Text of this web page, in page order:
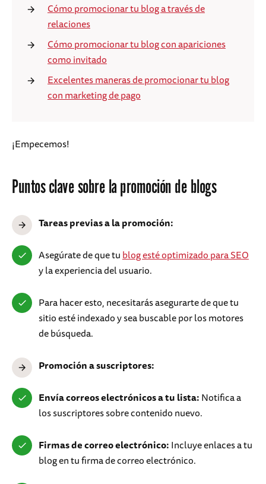
Cómo promocionar tu blog a través de
relaciones
Cómo promocionar tu blog con apariciones
como invitado
Excelentes maneras de promocionar tu blog
con marketing de pago
¡Empecemos!
Puntos clave sobre la promoción de blogs
Tareas previas a la promoción:
Asegúrate de que tublog esté optimizado para SEO
y la experiencia del usuario.
Para hacer esto, necesitarás asegurarte de que tu
sitio esté indexado y sea buscable por los motores
de búsqueda.
Promoción a suscriptores:
Envía correos electrónicos a tu lista:Notifica a
los suscriptores sobre contenido nuevo.
Firmas de correo electrónico:Incluye enlaces a tu
blog en tu firma de correo electrónico.